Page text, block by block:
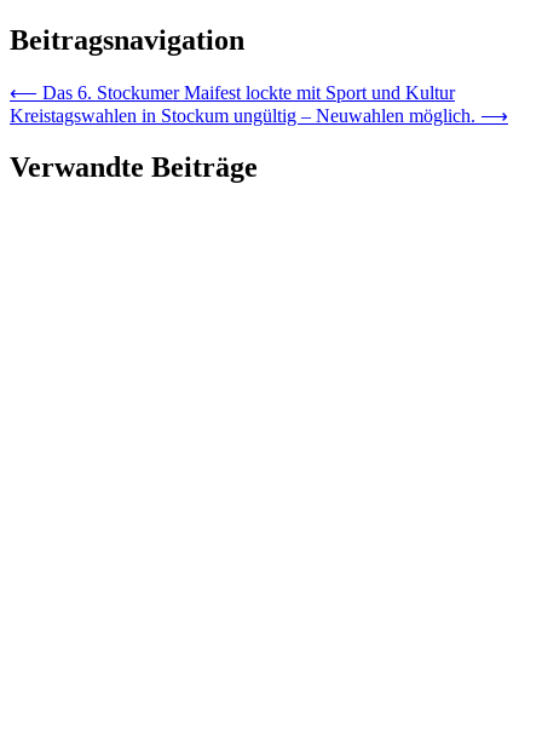
Beitragsnavigation
⟵ Das 6. Stockumer Maifest lockte mit Sport und Kultur
Kreistagswahlen in Stockum ungültig – Neuwahlen möglich. ⟶
Verwandte Beiträge